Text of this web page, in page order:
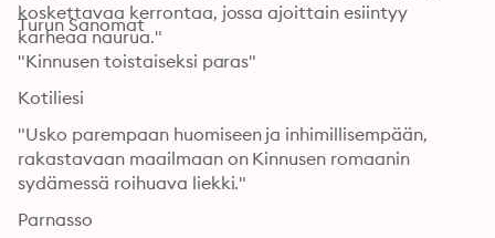
koskettavaa kerrontaa, jossa ajoittain esiintyy
karheaa naurua."
Turun Sanomat
"Kinnusen toistaiseksi paras"
Kotiliesi
"Usko parempaan huomiseen ja inhimillisempään,
rakastavaan maailmaan on Kinnusen romaanin
sydämessä roihuava liekki."
Parnasso